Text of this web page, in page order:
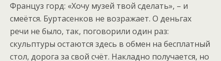
Француз горд: «Хочу музей твой сделать», – и
смеётся. Буртасенков не возражает. О деньгах
речи не было, так, поговорили один раз:
скульптуры остаются здесь в обмен на бесплатный
стол, дорога за свой счёт. Накладно получается, но